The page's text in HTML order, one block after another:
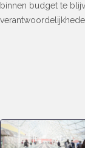
binnen budget te